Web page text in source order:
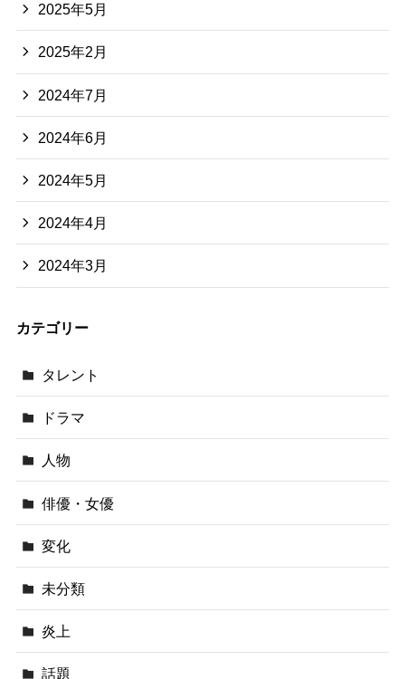
2025年5月
2025年2月
2024年7月
2024年6月
2024年5月
2024年4月
2024年3月
カテゴリー
タレント
ドラマ
人物
俳優・女優
変化
未分類
炎上
話題